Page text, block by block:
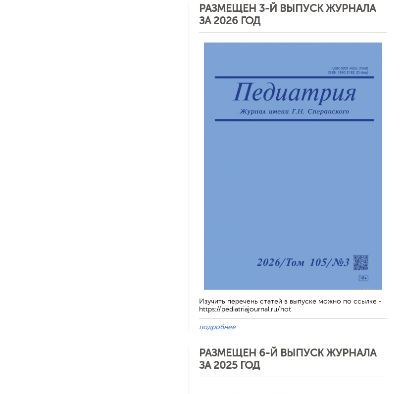
РАЗМЕЩЕН 3-Й ВЫПУСК ЖУРНАЛА
ЗА 2026 ГОД
Изучить перечень статей в выпуске можно по ссылке -
https://pediatriajournal.ru/hot
подробнее
РАЗМЕЩЕН 6-Й ВЫПУСК ЖУРНАЛА
ЗА 2025 ГОД